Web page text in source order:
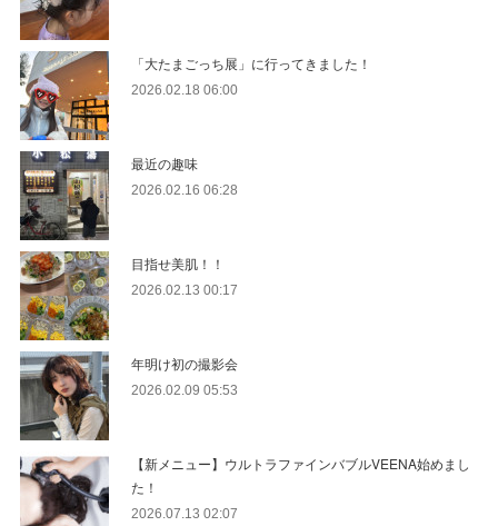
「大たまごっち展」に行ってきました！
2026.02.18 06:00
最近の趣味
2026.02.16 06:28
目指せ美肌！！
2026.02.13 00:17
年明け初の撮影会
2026.02.09 05:53
【新メニュー】ウルトラファインバブルVEENA始めまし
た！
2026.07.13 02:07